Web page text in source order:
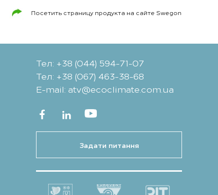
Посетить страницу продукта на сайте Swegon
Тел: +38 (044) 594-71-07
Тел: +38 (067) 463-38-68
Е-mail: atv@ecoclimate.com.ua
Задати питання